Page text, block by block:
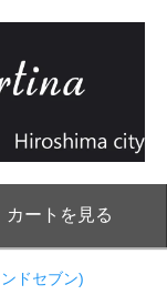
カートを見る
ドセブン)